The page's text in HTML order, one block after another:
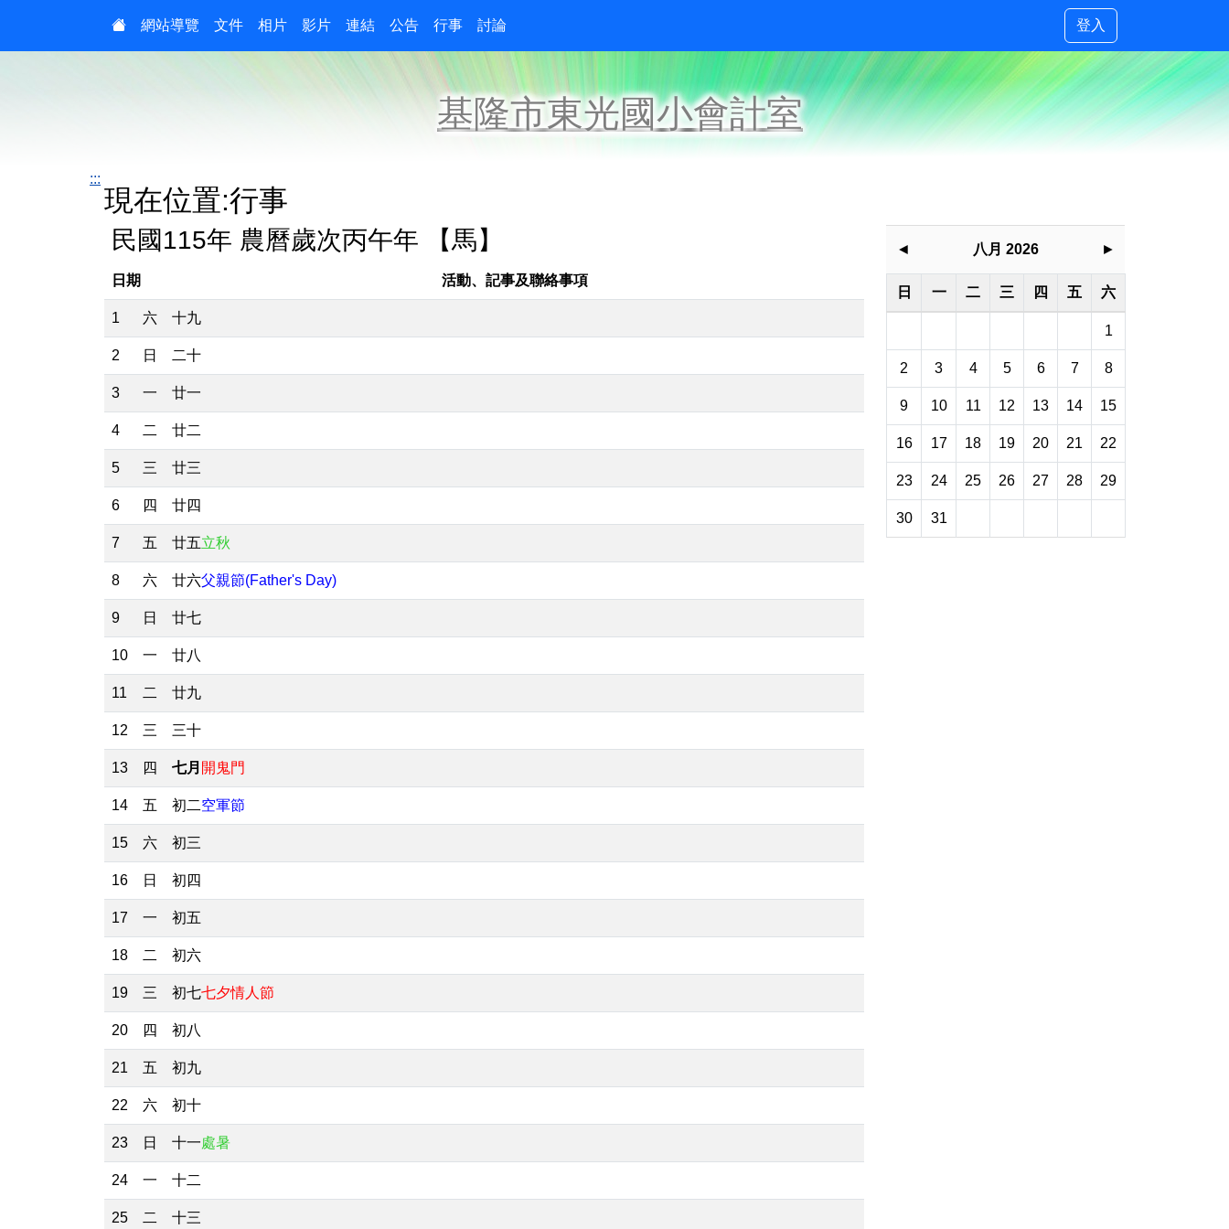
網站導覽
文件 相片 影片 連結 公告 行事 討論 登入
基隆市東光國小會計室
:::
現在位置:行事
民國115年 農曆歲次丙午年 【馬】
日期 活動、記事及聯絡事項
1 六 十九
2 日 二十
3 一 廿一
4 二 廿二
5 三 廿三
6 四 廿四
7 五 廿五立秋
8 六 廿六父親節(Father's Day)
9 日 廿七
10 一 廿八
11 二 廿九
12 三 三十
13 四 七月 開鬼門
14 五 初二空軍節
15 六 初三
16 日 初四
17 一 初五
18 二 初六
19 三 初七七夕情人節
20 四 初八
21 五 初九
22 六 初十
23 日 十一處暑
24 一 十二
25 二 十三
◄ 八月 2026 ►
日 一 二 三 四 五 六
1
2 3 4 5 6 7 8
9 10 11 12 13 14 15
16 17 18 19 20 21 22
23 24 25 26 27 28 29
30 31